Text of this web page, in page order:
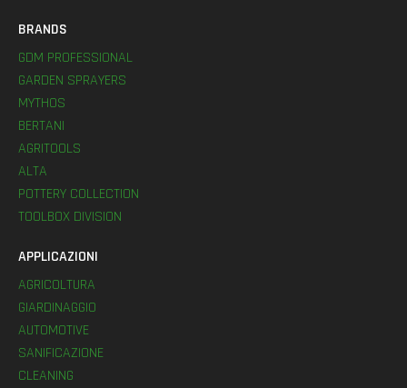
BRANDS
GDM PROFESSIONAL
GARDEN SPRAYERS
MYTHOS
BERTANI
AGRITOOLS
ALTA
POTTERY COLLECTION
TOOLBOX DIVISION
APPLICAZIONI
AGRICOLTURA
GIARDINAGGIO
AUTOMOTIVE
SANIFICAZIONE
CLEANING